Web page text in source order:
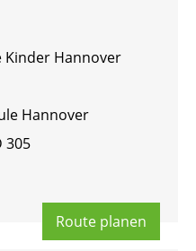
Kin­der Han­no­ver
Han­no­ver
305
Route pla­nen